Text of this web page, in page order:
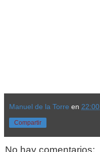
Manuel de la Torre en 22:00
Compartir
No hay comentarios: